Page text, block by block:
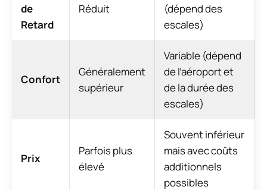
de
Retard
Réduit
(dépend des
escales)
Confort
Généralement
supérieur
Variable (dépend
de l’aéroport et
de la durée des
escales)
Prix
Parfois plus
élevé
Souvent inférieur
mais avec coûts
additionnels
possibles